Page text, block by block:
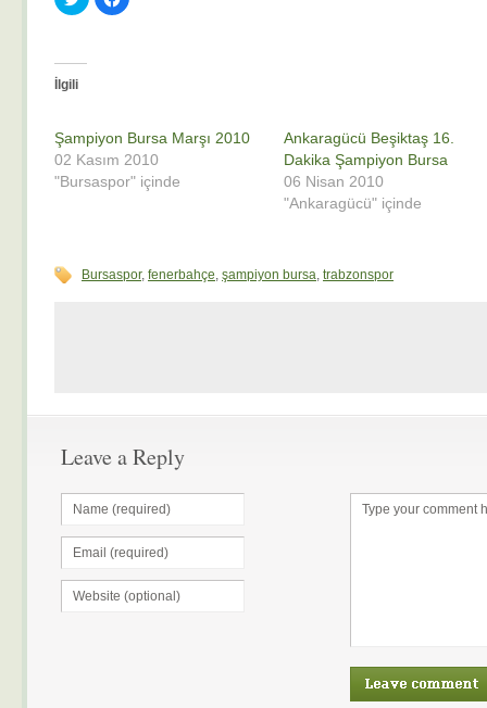
üzerinde
paylaşmak
(Yeni
paylaşmak
İlgili
Şampiyon Bursa Marşı 2010
02 Kasım 2010
"Bursaspor" içinde
Ankaragücü Beşiktaş 16.
Dakika Şampiyon Bursa
06 Nisan 2010
"Ankaragücü" içinde
Bursaspor, fenerbahçe, şampiyon bursa, trabzonspor
Leave a Reply